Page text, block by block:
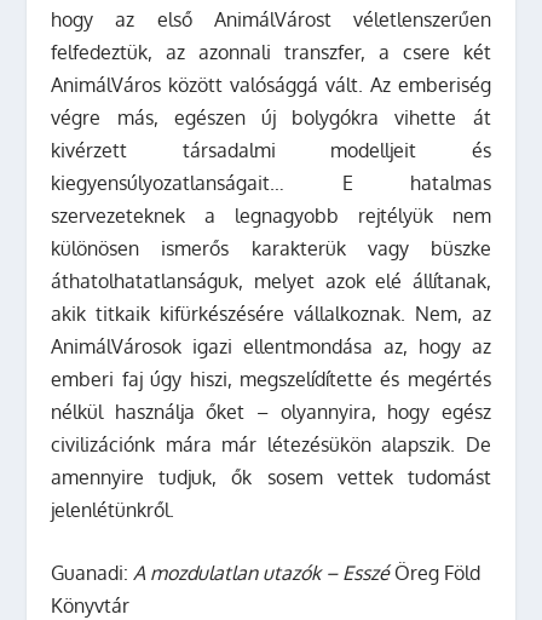
hogy az első AnimálVárost véletlenszerűen
felfedeztük, az azonnali transzfer, a csere két
AnimálVáros között valósággá vált. Az emberiség
végre más, egészen új bolygókra vihette át
kivérzett társadalmi modelljeit és
kiegyensúlyozatlanságait… E hatalmas
szervezeteknek a legnagyobb rejtélyük nem
különösen ismerős karakterük vagy büszke
áthatolhatatlanságuk, melyet azok elé állítanak,
akik titkaik kifürkészésére vállalkoznak. Nem, az
AnimálVárosok igazi ellentmondása az, hogy az
emberi faj úgy hiszi, megszelídítette és megértés
nélkül használja őket – olyannyira, hogy egész
civilizációnk mára már létezésükön alapszik. De
amennyire tudjuk, ők sosem vettek tudomást
jelenlétünkről.
Guanadi:A mozdulatlan utazók – EsszéÖreg Föld
Könyvtár